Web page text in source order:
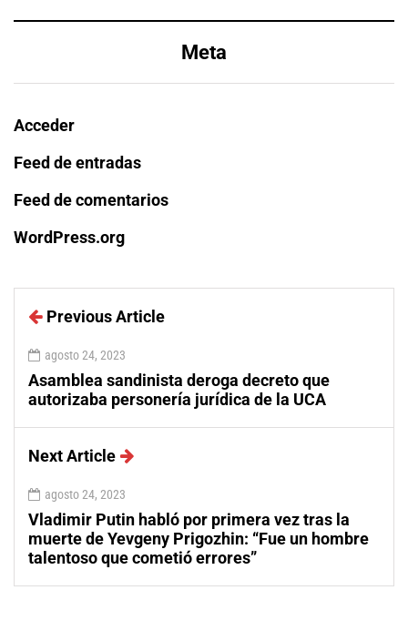
Meta
Acceder
Feed de entradas
Feed de comentarios
WordPress.org
Previous Article
agosto 24, 2023
Asamblea sandinista deroga decreto que
autorizaba personería jurídica de la UCA
Next Article
agosto 24, 2023
Vladimir Putin habló por primera vez tras la
muerte de Yevgeny Prigozhin: “Fue un hombre
talentoso que cometió errores”